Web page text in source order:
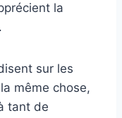
la
sur les
même chose,
tant de